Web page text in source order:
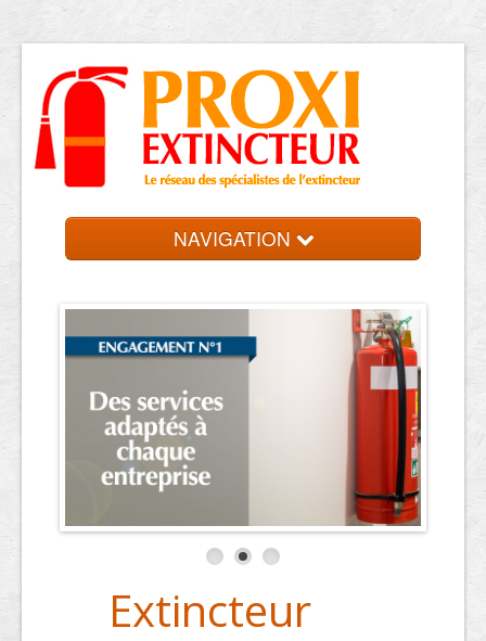
NAVIGATION
Extincteur